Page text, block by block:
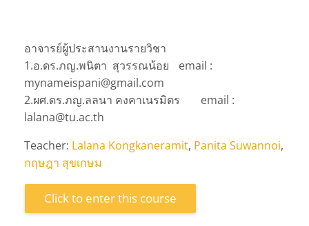
อาจารย์ผู้ประสานงานรายวิชา
1.อ.ดร.ภญ.พนิตา สุวรรณน้อย
email :
mynameispani@gmail.com
2.ผศ.ดร.ภญ.ลลนา คงคาเนรมิตร
email :
lalana@tu.ac.th
Teacher: Lalana Kongkaneramit, Panita Suwannoi,
กฤษฎา สุขเกษม
Click to enter this course